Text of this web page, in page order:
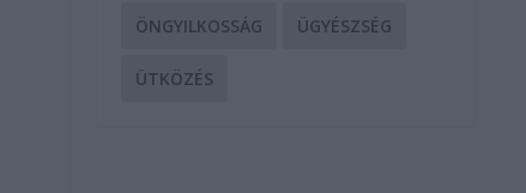
ÖNGYILKOSSÁG ÜGYÉSZSÉG
ÜTKÖZÉS